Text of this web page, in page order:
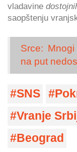
vladavine
saopštenju
Srce:
na put
SNS
Vranje
Beograd